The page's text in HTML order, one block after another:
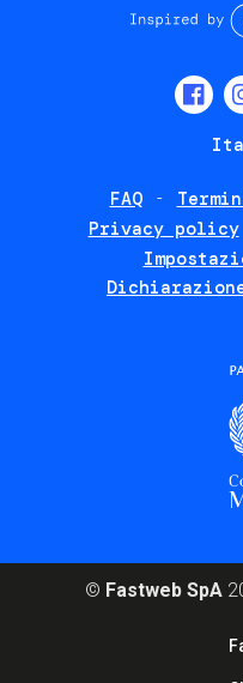
FAQ
Privacy policy
© Fastweb SpA